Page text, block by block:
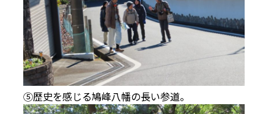
⑤歴史を感じる鳩峰八幡の長い参道。